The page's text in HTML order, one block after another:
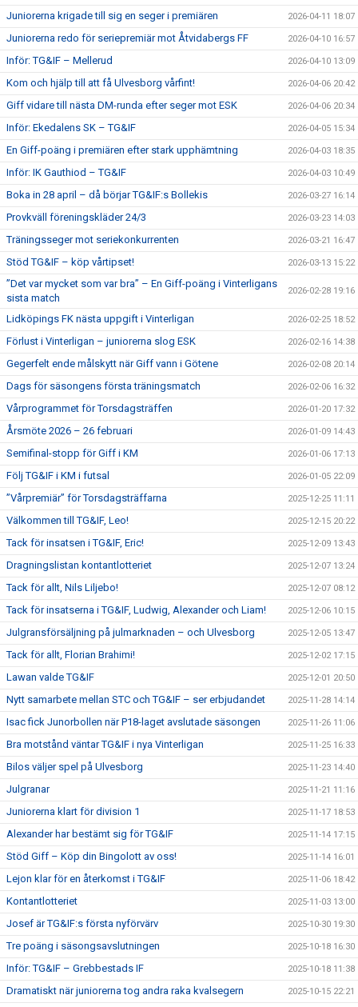
Juniorerna krigade till sig en seger i premiären 2026-04-11 18:07
Juniorerna redo för seriepremiär mot Åtvidabergs FF 2026-04-10 16:57
Inför: TG&IF – Mellerud 2026-04-10 13:09
Kom och hjälp till att få Ulvesborg vårfint! 2026-04-06 20:42
Giff vidare till nästa DM-runda efter seger mot ESK 2026-04-06 20:34
Inför: Ekedalens SK – TG&IF 2026-04-05 15:34
En Giff-poäng i premiären efter stark upphämtning 2026-04-03 18:35
Inför: IK Gauthiod – TG&IF 2026-04-03 10:49
Boka in 28 april – då börjar TG&IF:s Bollekis 2026-03-27 16:14
Provkväll föreningskläder 24/3 2026-03-23 14:03
Träningsseger mot seriekonkurrenten 2026-03-21 16:47
Stöd TG&IF – köp vårtipset! 2026-03-13 15:22
”Det var mycket som var bra” – En Giff-poäng i Vinterligans
sista match
2026-02-28 19:16
Lidköpings FK nästa uppgift i Vinterligan 2026-02-25 18:52
Förlust i Vinterligan – juniorerna slog ESK 2026-02-16 14:38
Gegerfelt ende målskytt när Giff vann i Götene 2026-02-08 20:14
Dags för säsongens första träningsmatch 2026-02-06 16:32
Vårprogrammet för Torsdagsträffen 2026-01-20 17:32
Årsmöte 2026 – 26 februari 2026-01-09 14:43
Semifinal-stopp för Giff i KM 2026-01-06 17:13
Följ TG&IF i KM i futsal 2026-01-05 22:09
”Vårpremiär” för Torsdagsträffarna 2025-12-25 11:11
Välkommen till TG&IF, Leo! 2025-12-15 20:22
Tack för insatsen i TG&IF, Eric! 2025-12-09 13:43
Dragningslistan kontantlotteriet 2025-12-07 13:24
Tack för allt, Nils Liljebo! 2025-12-07 08:12
Tack för insatserna i TG&IF, Ludwig, Alexander och Liam! 2025-12-06 10:15
Julgransförsäljning på julmarknaden – och Ulvesborg 2025-12-05 13:47
Tack för allt, Florian Brahimi! 2025-12-02 17:15
Lawan valde TG&IF 2025-12-01 20:50
Nytt samarbete mellan STC och TG&IF – ser erbjudandet 2025-11-28 14:14
Isac fick Junorbollen när P18-laget avslutade säsongen 2025-11-26 11:06
Bra motstånd väntar TG&IF i nya Vinterligan 2025-11-25 16:33
Bilos väljer spel på Ulvesborg 2025-11-23 14:40
Julgranar 2025-11-21 11:16
Juniorerna klart för division 1 2025-11-17 18:53
Alexander har bestämt sig för TG&IF 2025-11-14 17:15
Stöd Giff – Köp din Bingolott av oss! 2025-11-14 16:01
Lejon klar för en återkomst i TG&IF 2025-11-06 18:42
Kontantlotteriet 2025-11-03 13:00
Josef är TG&IF:s första nyförvärv 2025-10-30 19:30
Tre poäng i säsongsavslutningen 2025-10-18 16:30
Inför: TG&IF – Grebbestads IF 2025-10-18 11:38
Dramatiskt när juniorerna tog andra raka kvalsegern 2025-10-15 22:21